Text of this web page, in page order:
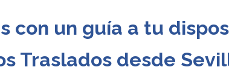
con un guía a tu
Traslados desde